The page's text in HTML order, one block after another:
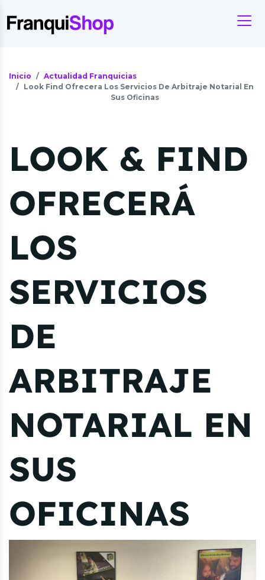
Inicio
Actualidad Franquicias
Look Find Ofrecera Los Servicios De Arbitraje Notarial En
Sus Oficinas
LOOK & FIND
OFRECERÁ
LOS
SERVICIOS
DE
ARBITRAJE
NOTARIAL EN
SUS
OFICINAS